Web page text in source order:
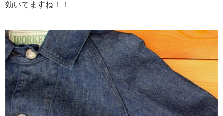
効いてますね！！